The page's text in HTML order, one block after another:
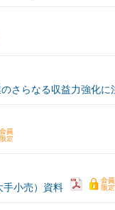
さらなる収益力強化
手小売）資料